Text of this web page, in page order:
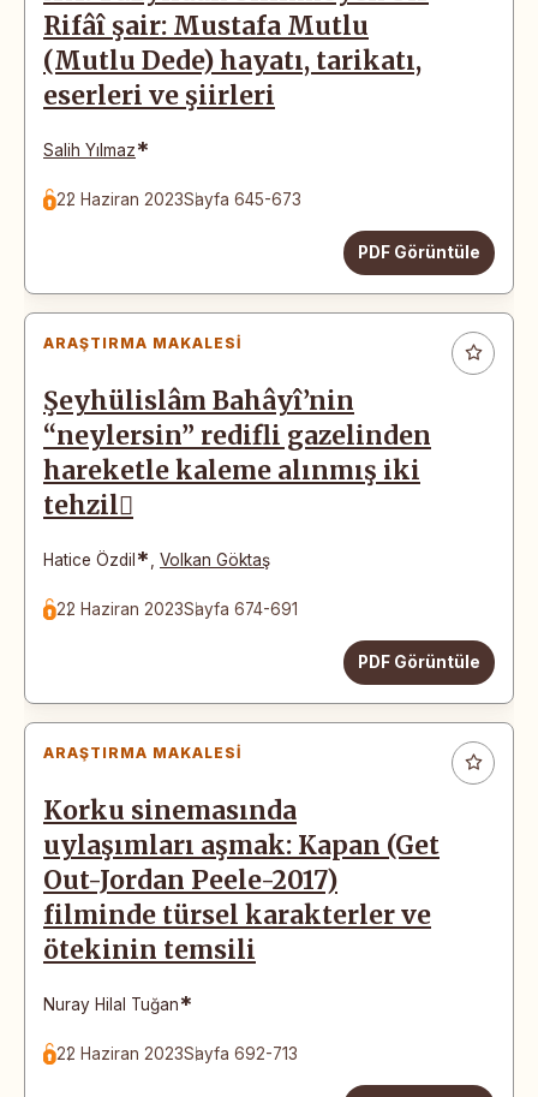
Rifâî şair: Mustafa Mutlu
(Mutlu Dede) hayatı, tarikatı,
eserleri ve şiirleri
Salih Yılmaz*
22 Haziran 2023Sayfa 645-673
PDF Görüntüle
ARAŞTIRMA MAKALESI
Şeyhülislâm Bahâyî’nin
“neylersin” redifli gazelinden
hareketle kaleme alınmış iki
tehzil
Hatice Özdil * Volkan Göktaş
22 Haziran 2023Sayfa 674-691
PDF Görüntüle
ARAŞTIRMA MAKALESI
Korku sinemasında
uylaşımları aşmak: Kapan (Get
Out-Jordan Peele-2017)
filminde türsel karakterler ve
ötekinin temsili
Nuray Hilal Tuğan*
22 Haziran 2023Sayfa 692-713